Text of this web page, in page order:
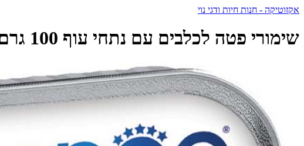
אקזוטיקה - חנות חיות ודגי נוי
שימורי פטה לכלבים עם נתחי עוף 100 גרם | Monge - מונג - Monge